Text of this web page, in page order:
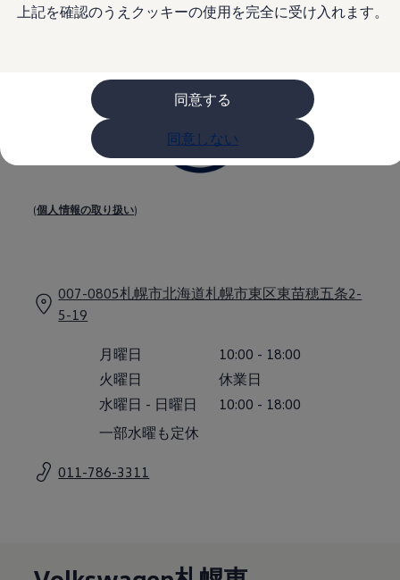
上記を確認のうえクッキーの使用を完全に受け入れます。
同意する
同意しない
レビュー動画
オファー
Golf お乗り換えを10万円補助
Tiguan 購入後、5年間の安心サポートが無償
Golf Variant お乗り換えを10万円補助
Volkswagenアンバサダープログラム
ファイナンシャルサービス
フォルクスワーゲン自動車保険プラス
Volkswagen Card
カスタマーポータル 登録・ログイン
Match Maker 登録・ログイン
補助金・エコカー優遇制度
ID.4
Golf
Golf Variant
Passat
ID. Buzz
アフターサービス
フォルクスワーゲン純正部品のメリット
点検と車検
アクセサリー
(個人情報の取り扱い)
007-0805札幌市北海道札幌市東区東苗穂五条2-
5-19
011-786-3311
月曜日 10:00 - 18:00
火曜日
休業日
水曜日 - 日曜日 10:00 - 18:00
一部水曜も定休